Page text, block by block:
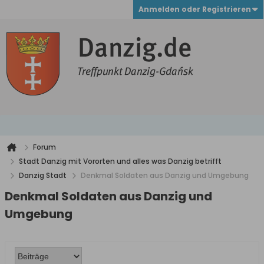
Anmelden oder Registrieren
Forum
Stadt Danzig mit Vororten und alles was Danzig betrifft
Danzig Stadt
Denkmal Soldaten aus Danzig und Umgebung
Denkmal Soldaten aus Danzig und
Umgebung